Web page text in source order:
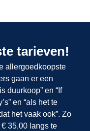
tarieven!
allergoedkoopste
gaan er een
duurkoop” en “If
en “als het te
het vaak ook”. Zo
35,00 langs te